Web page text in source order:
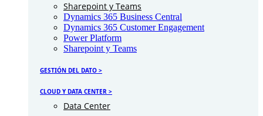
Sharepoint y Teams
Dynamics 365 Business Central
Dynamics 365 Customer Engagement
Power Platform
Sharepoint y Teams
GESTIÓN DEL DATO >
CLOUD Y DATA CENTER >
Data Center